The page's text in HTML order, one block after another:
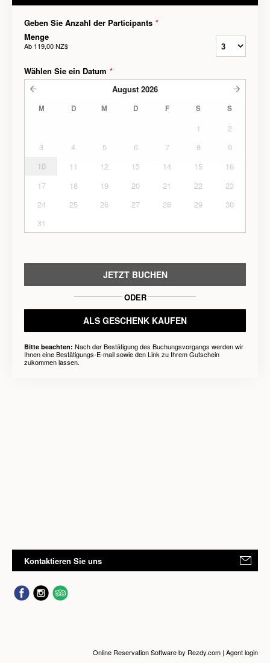
Geben Sie Anzahl der Participants *
Menge
Ab 119,00 NZ$
Wählen Sie ein Datum *
August 2026
M D M D F S S
1
2
3
4 5 6 7 8
9
10
11 12 13 14 15
16
17
18 19 20 21 22
23
24
25 26 27 28 29
30
31
JETZT BUCHEN
ODER
ALS GESCHENK KAUFEN
Bitte beachten: Nach der Bestätigung des Buchungsvorgangs werden wir
Ihnen eine Bestätigungs-E-mail sowie den Link zu Ihrem Gutschein
zukommen lassen.
Kontaktieren Sie uns
Online Reservation Softwareby Rezdy.com | Agent login